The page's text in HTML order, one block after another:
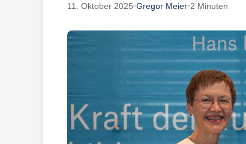
11. Oktober 2025•Gregor Meier•2 Minuten